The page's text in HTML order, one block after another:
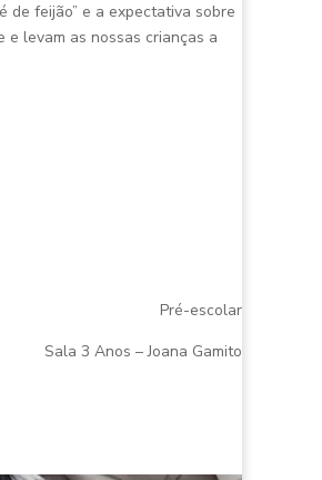
de feijão” e a expectativa sobre
e levam as nossas crianças a
Pré-escolar
Sala 3 Anos – Joana Gamito